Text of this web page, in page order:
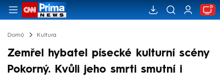
Domů Kultura
Zemřel hybatel písecké kulturní scény
Pokorný. Kvůli jeho smrti smutní i